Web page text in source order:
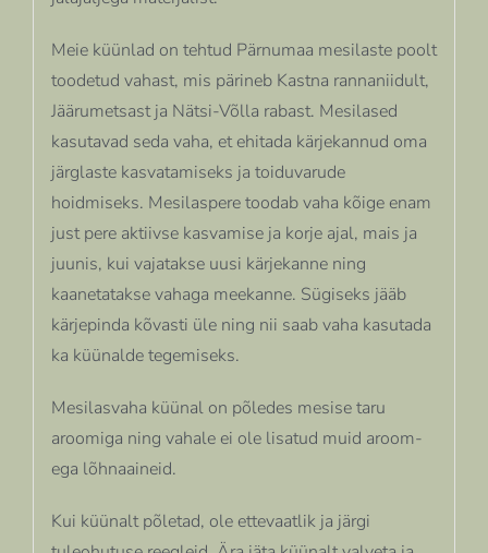
Meie küünlad on tehtud Pärnumaa mesilaste poolt
toodetud vahast, mis pärineb Kastna rannaniidult,
Jäärumetsast ja Nätsi-Võlla rabast. Mesilased
kasutavad seda vaha, et ehitada kärjekannud oma
järglaste kasvatamiseks ja toiduvarude
hoidmiseks. Mesilaspere toodab vaha kõige enam
just pere aktiivse kasvamise ja korje ajal, mais ja
juunis, kui vajatakse uusi kärjekanne ning
kaanetatakse vahaga meekanne. Sügiseks jääb
kärjepinda kõvasti üle ning nii saab vaha kasutada
ka küünalde tegemiseks.
Mesilasvaha küünal on põledes mesise taru
aroomiga ning vahale ei ole lisatud muid aroom-
ega lõhnaaineid.
Kui küünalt põletad, ole ettevaatlik ja järgi